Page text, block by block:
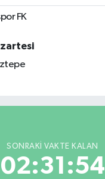
FK
SONRAKI VAKTE KALAN
02:31:53